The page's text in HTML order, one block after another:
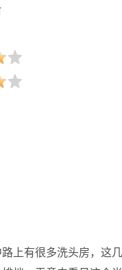
上有很多洗头房，这